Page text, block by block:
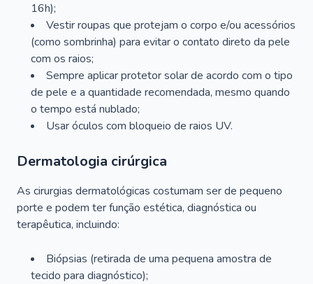
16h);
Vestir roupas que protejam o corpo e/ou acessórios
(como sombrinha) para evitar o contato direto da pele
com os raios;
Sempre aplicar protetor solar de acordo com o tipo
de pele e a quantidade recomendada, mesmo quando
o tempo está nublado;
Usar óculos com bloqueio de raios UV.
Dermatologia cirúrgica
As cirurgias dermatológicas costumam ser de pequeno
porte e podem ter função estética, diagnóstica ou
terapêutica, incluindo:
Biópsias (retirada de uma pequena amostra de
tecido para diagnóstico);